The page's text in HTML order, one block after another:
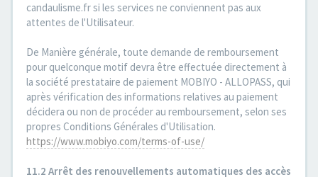
candaulisme.fr si les services ne conviennent pas aux
attentes de l'Utilisateur.
De Manière générale, toute demande de remboursement
pour quelconque motif devra être effectuée directement à
la société prestataire de paiement MOBIYO - ALLOPASS, qui
après vérification des informations relatives au paiement
décidera ou non de procéder au remboursement, selon ses
propres Conditions Générales d'Utilisation.
https://www.mobiyo.com/terms-of-use/
11.2 Arrêt des renouvellements automatiques des accès